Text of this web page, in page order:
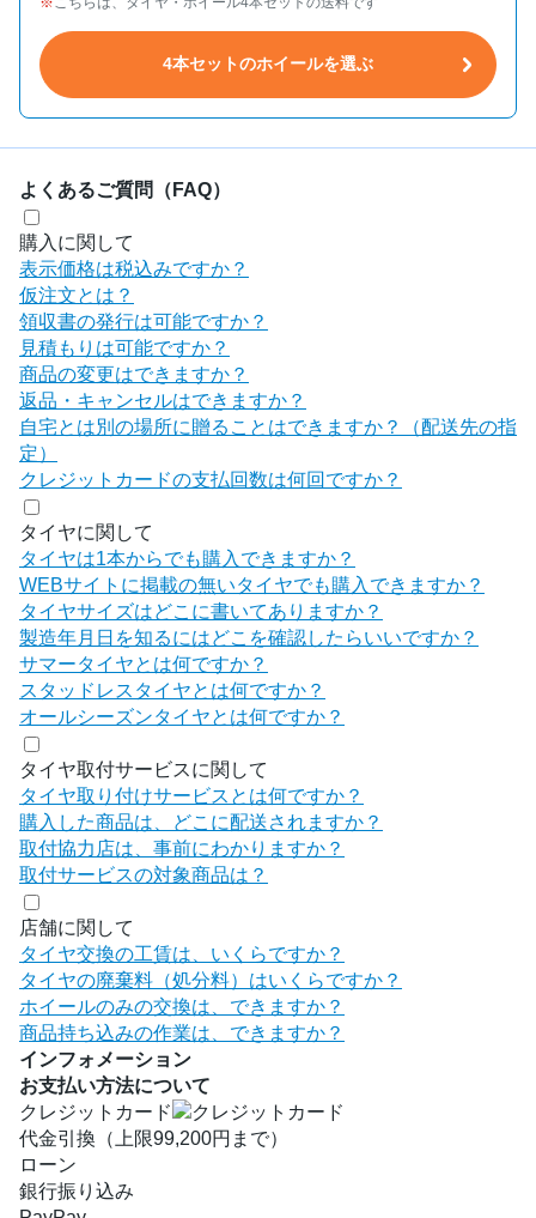
4本セットのホイールを選ぶ
よくあるご質問（FAQ）
購入に関して
表示価格は税込みですか？
仮注文とは？
領収書の発行は可能ですか？
見積もりは可能ですか？
商品の変更はできますか？
返品・キャンセルはできますか？
自宅とは別の場所に贈ることはできますか？（配送先の指
定）
クレジットカードの支払回数は何回ですか？
タイヤに関して
タイヤは1本からでも購入できますか？
WEBサイトに掲載の無いタイヤでも購入できますか？
タイヤサイズはどこに書いてありますか？
製造年月日を知るにはどこを確認したらいいですか？
サマータイヤとは何ですか？
スタッドレスタイヤとは何ですか？
オールシーズンタイヤとは何ですか？
タイヤ取付サービスに関して
タイヤ取り付けサービスとは何ですか？
購入した商品は、どこに配送されますか？
取付協力店は、事前にわかりますか？
取付サービスの対象商品は？
店舗に関して
タイヤ交換の工賃は、いくらですか？
タイヤの廃棄料（処分料）はいくらですか？
ホイールのみの交換は、できますか？
商品持ち込みの作業は、できますか？
インフォメーション
お支払い方法について
クレジットカード
代金引換（上限99,200円まで）
ローン
銀行振り込み